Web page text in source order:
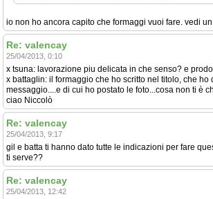
io non ho ancora capito che formaggi vuoi fare. vedi
Re: valencay
25/04/2013, 0:10
x tsuna: lavorazione piu delicata in che senso? e
x battaglin: il formaggio che ho scritto nel titolo, che ho
messaggio....e di cui ho postato le foto...cosa non ti è
ciao Niccolò
Re: valencay
25/04/2013, 9:17
gil e batta ti hanno dato tutte le indicazioni per fare
ti serve??
Re: valencay
25/04/2013, 12:42